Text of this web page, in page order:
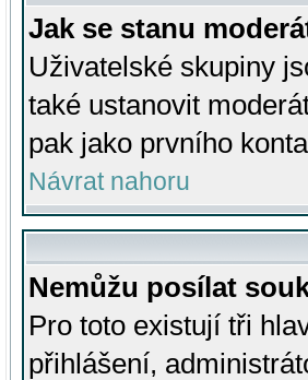
Jak se stanu
Uživatelské skupiny
také ustanovit
pak jako prvního
Návrat nahoru
Nemůžu posílat
Pro toto existují tři
přihlášení,